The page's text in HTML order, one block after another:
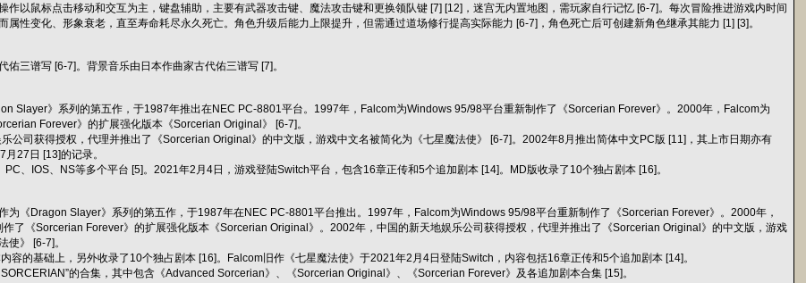
作以鼠标点击移动和交互为主，键盘辅助，主要有武器攻击键、魔法攻击键和更换领队键 [7] [12]，迷宫无内置地图，需玩家自行记忆 [6-7]。每次冒险推进游戏内时间
属性变化、形象衰老，直至寿命耗尽永久死亡。角色升级后能力上限提升，但需通过道场修行提高实际能力 [6-7]，角色死亡后可创建新角色继承其能力 [1] [3]。
佑三谱写 [6-7]。背景音乐由日本作曲家古代佑三谱写 [7]。
Slayer》系列的第五作，于1987年推出在NEC PC-8801平台。1997年，Falcom为Windows 95/98平台重新制作了《Sorcerian Forever》。2000年，Falcom为
Forever》的扩展强化版本《Sorcerian Original》 [6-7]。
公司获得授权，代理并推出了《Sorcerian Original》的中文版，游戏中文名被简化为《七星魔法使》 [6-7]。2002年8月推出简体中文PC版 [11]，其上市日期亦有
27日 [13]的记录。
、IOS、NS等多个平台 [5]。2021年2月4日，游戏登陆Switch平台，包含16章正传和5个追加剧本 [14]。MD版收录了10个独占剧本 [16]。
作为《Dragon Slayer》系列的第五作，于1987年在NEC PC-8801平台推出。1997年，Falcom为Windows 95/98平台重新制作了《Sorcerian Forever》。2000年，
作了《Sorcerian Forever》的扩展强化版本《Sorcerian Original》。2002年，中国的新天地娱乐公司获得授权，代理并推出了《Sorcerian Original》的中文版，游戏
使》 [6-7]。
容的基础上，另外收录了10个独占剧本 [16]。Falcom旧作《七星魔法使》于2021年2月4日登陆Switch，内容包括16章正传和5个追加剧本 [14]。
的合集，其中包含《Advanced Sorcerian》、《Sorcerian Original》、《Sorcerian Forever》及各追加剧本合集 [15]。